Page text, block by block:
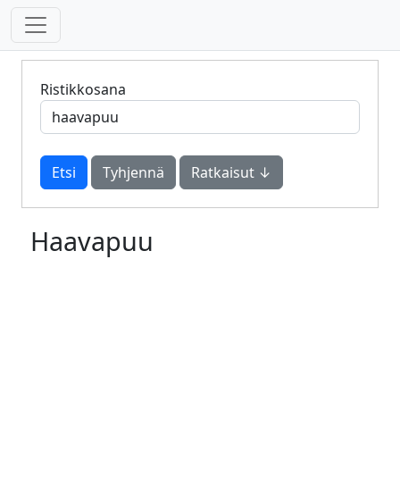
Ristikkosana
Tyhjennä Ratkaisut ↓
Haavapuu